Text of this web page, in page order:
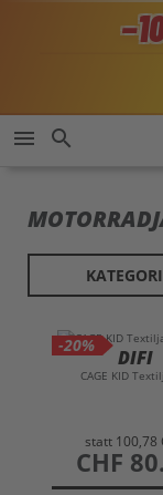
menu search
-20%
DIFI
CAGE KID
statt 100,78
preis
CHF